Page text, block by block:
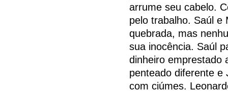
arrume seu cabelo.
pelo trabalho. Saúl e
quebrada, mas
sua inocência. Saúl
dinheiro emprestado
penteado diferente e
com ciúmes.